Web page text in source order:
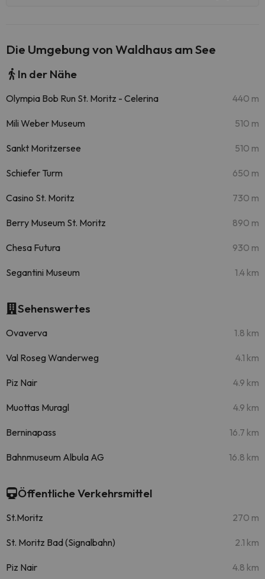
Die Umgebung von Waldhaus am See
In der Nähe
Olympia Bob Run St. Moritz - Celerina 440 m
Mili Weber Museum 510 m
Sankt Moritzersee 510 m
Schiefer Turm 650 m
Casino St. Moritz 730 m
Berry Museum St. Moritz 890 m
Chesa Futura 930 m
Segantini Museum 1.4 km
Sehenswertes
Ovaverva 1.8 km
Val Roseg Wanderweg 4.1 km
Piz Nair 4.9 km
Muottas Muragl 4.9 km
Berninapass 16.7 km
Bahnmuseum Albula AG 16.8 km
Öffentliche Verkehrsmittel
St.Moritz 270 m
St. Moritz Bad (Signalbahn) 2.1 km
Piz Nair 4.8 km